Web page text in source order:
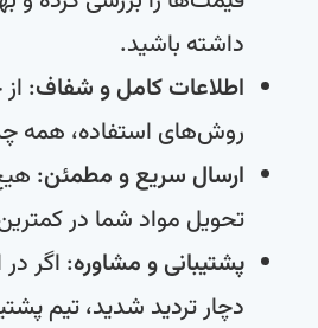
داشته باشید.
اطلاعات کامل و شفاف: از
روش‌های استفاده، همه
ارسال سریع و مطمئن:
تحویل مواد شما در
پشتیبانی و مشاوره: اگر در
دچار تردید شدید، تیم